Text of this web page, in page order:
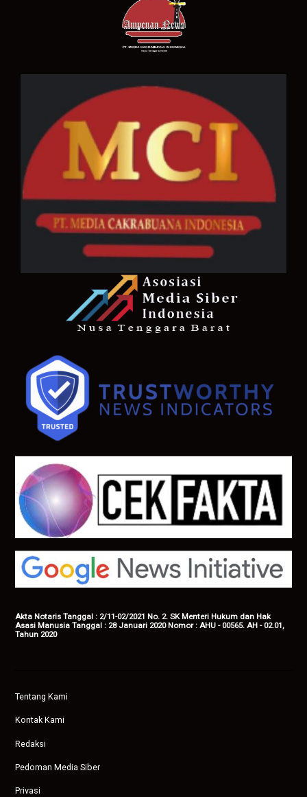
Akta Notaris Tanggal : 2/11-02/2021 No. 2. SK Menteri Hukum dan Hak
Asasi Manusia Tanggal : 28 Januari 2020 Nomor : AHU - 00565. AH - 02.01,
Tahun 2020
Tentang Kami
Kontak Kami
Redaksi
Pedoman Media Siber
Privasi